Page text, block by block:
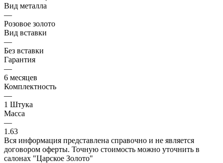
Вид металла
—
Розовое золото
Вид вставки
—
Без вставки
Гарантия
—
6 месяцев
Комплектность
—
1 Штука
Масса
—
1.63
Вся информация представлена справочно и не является
договором оферты. Точную стоимость можно уточнить в
салонах "Царское Золото"